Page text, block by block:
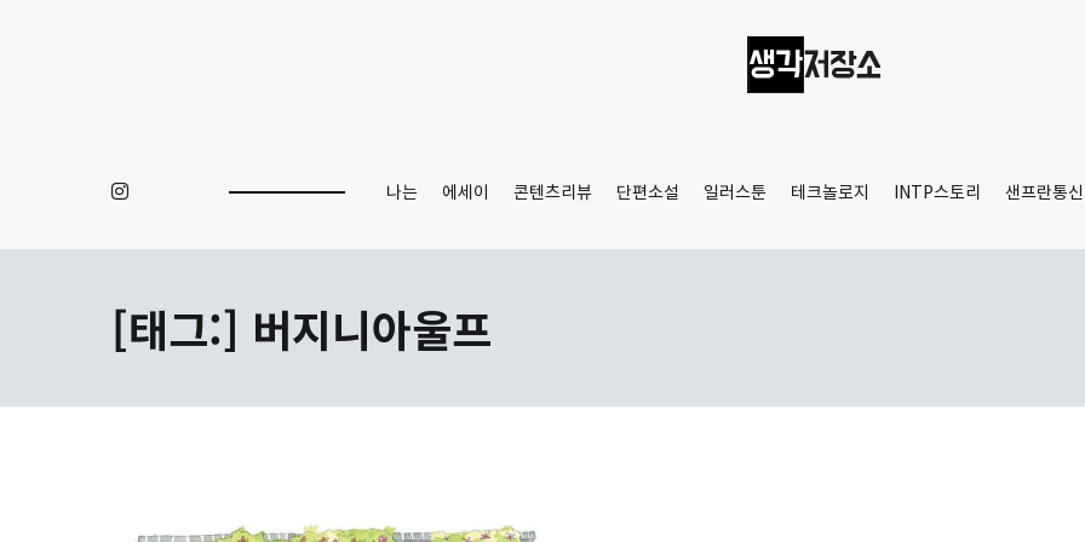
나는 에세이 콘텐츠리뷰 단편소설 일러스툰 테크놀로지 INTP스토리 샌프란통신
[태그:] 버지니아울프